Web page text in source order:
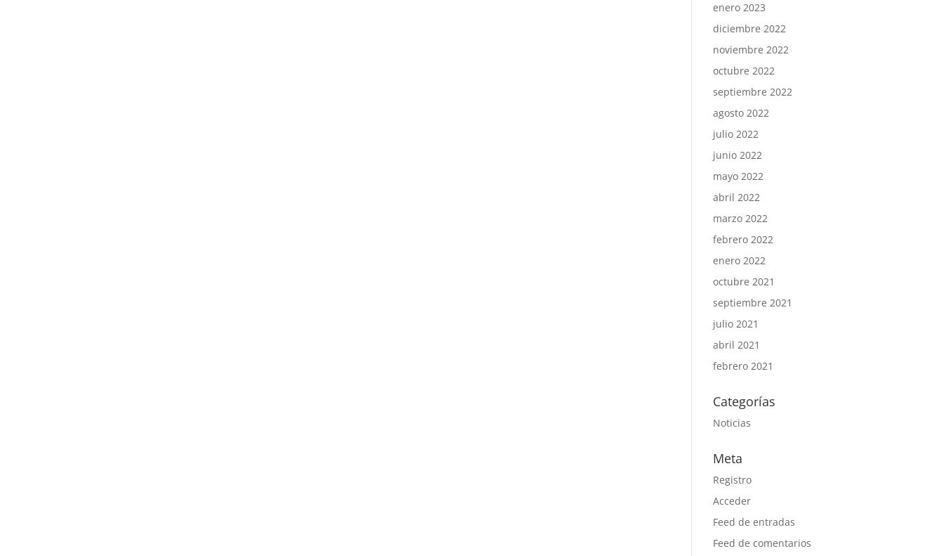
enero 2023
diciembre 2022
noviembre 2022
octubre 2022
septiembre 2022
agosto 2022
julio 2022
junio 2022
mayo 2022
abril 2022
marzo 2022
febrero 2022
enero 2022
octubre 2021
septiembre 2021
julio 2021
abril 2021
febrero 2021
Categorías
Noticias
Meta
Registro
Acceder
Feed de entradas
Feed de comentarios